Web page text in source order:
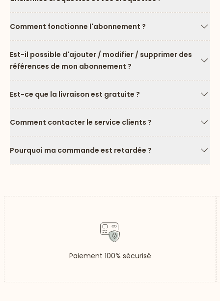
Comment fonctionne l'abonnement ?
Est-il possible d'ajouter / modifier / supprimer des
références de mon abonnement ?
Est-ce que la livraison est gratuite ?
Comment contacter le service clients ?
Pourquoi ma commande est retardée ?
Paiement 100% sécurisé